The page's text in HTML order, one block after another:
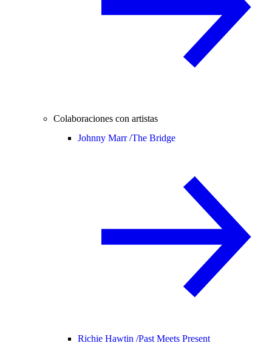
Colaboraciones con artistas
Johnny Marr /The Bridge
Richie Hawtin /Past Meets Present